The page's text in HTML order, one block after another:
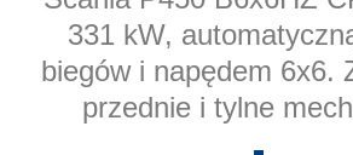
331 kW,
biegów i napędem 6x6.
przednie i tylne